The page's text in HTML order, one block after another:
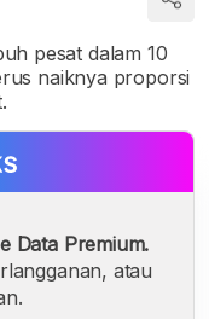
pesat dalam 10
naiknya proporsi
Data Premium.
atau